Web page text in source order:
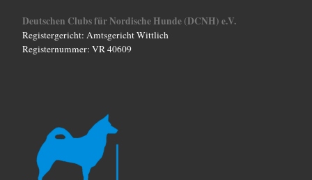
Deutschen Clubs für Nordische Hunde (DCNH) e.V.
Registergericht: Amtsgericht Wittlich
Registernummer: VR 40609